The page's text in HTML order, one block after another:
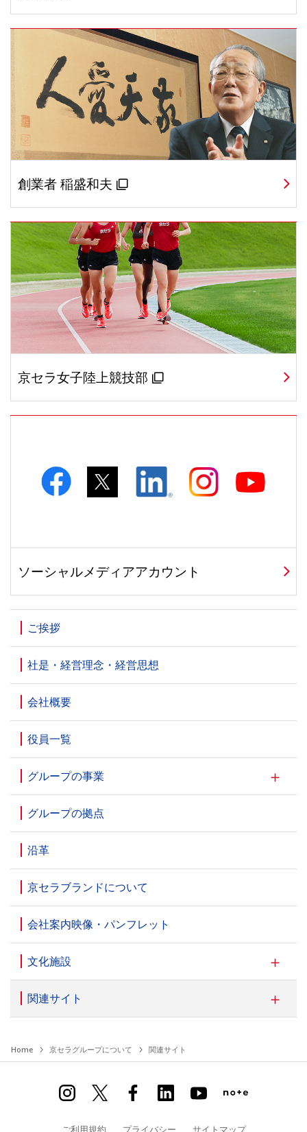
創業者 稲盛和夫
京セラ女子陸上競技部
ソーシャルメディアアカウント
ご挨拶
社是・経営理念・経営思想
会社概要
役員一覧
グループの事業
グループの拠点
沿革
京セラブランドについて
会社案内映像・パンフレット
文化施設
関連サイト
Home 京セラグループについて 関連サイト
ご利用規約 プライバシー サイトマップ